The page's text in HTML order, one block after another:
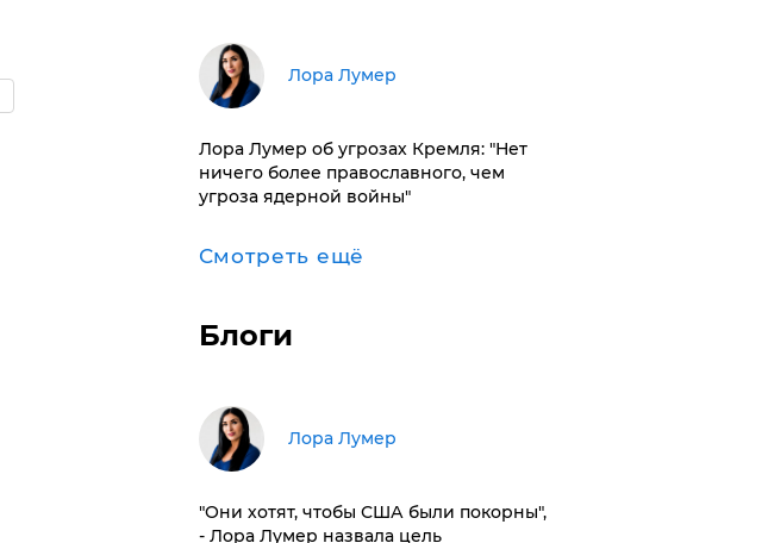
​Лора Лумер
Лора Лумер об угрозах Кремля: "Нет
ничего более православного, чем
угроза ядерной войны"
Смотреть ещё
Блоги
​Лора Лумер
"Они хотят, чтобы США были покорны",
- Лора Лумер назвала цель